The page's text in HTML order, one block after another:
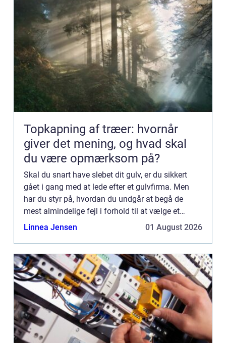
Topkapning af træer: hvornår
giver det mening, og hvad skal
du være opmærksom på?
Skal du snart have slebet dit gulv, er du sikkert
gået i gang med at lede efter et gulvfirma. Men
har du styr på, hvordan du undgår at begå de
mest almindelige fejl i forhold til at vælge et
gulvfirma og få slebet ...
Linnea Jensen 01 August 2026